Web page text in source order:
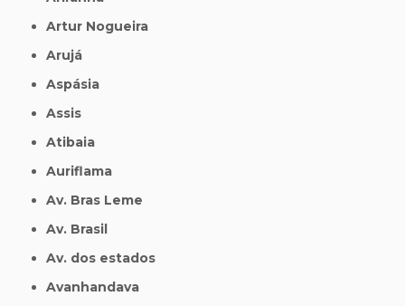
Artur Nogueira
Arujá
Aspásia
Assis
Atibaia
Auriflama
Av. Bras Leme
Av. Brasil
Av. dos estados
Avanhandava